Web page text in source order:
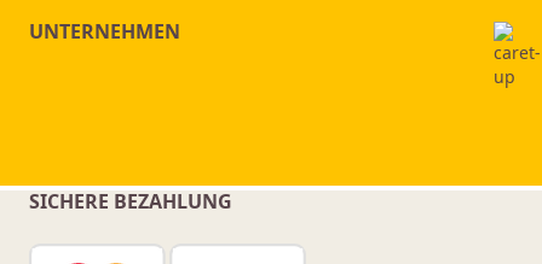
UNTERNEHMEN
SICHERE BEZAHLUNG